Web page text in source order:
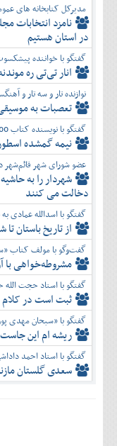
مدیرکل کتابخانه های
نامزد انتخابات
در استان هستیم
گفتگو با خواننده
انار تی‌تی ره
نوازنده تار و سه تار و
تعصبات به
گفتگو با نویسنده کتاب 500روز با نیما
نیمه گمشده
عضو شورای شهر قائم‌شهر
شهردار را به
دخالت می کنند
گفتگو با اسدالله عمادی
از تاریخ باستان
گفت‌وگو با مولف کتاب
مشروطه‌خواهی با
گفتگو با استاد حجت
ثبت است در کلام
گفتگو با «سبحان مهدی
ریشه ام این جاست
گفتگو با استاد احمد
سعدی گلستان